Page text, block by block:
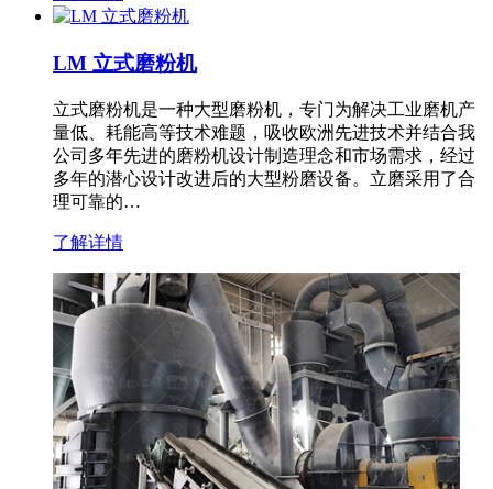
LM 立式磨粉机
立式磨粉机是一种大型磨粉机，专门为解决工业磨机产
量低、耗能高等技术难题，吸收欧洲先进技术并结合我
公司多年先进的磨粉机设计制造理念和市场需求，经过
多年的潜心设计改进后的大型粉磨设备。立磨采用了合
理可靠的…
了解详情